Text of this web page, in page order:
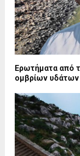
Ερωτήματα από
ομβρίων υδάτων